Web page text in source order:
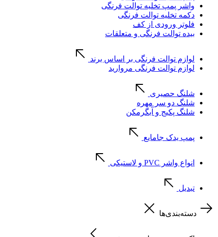
واشر پمپ تخلیه توالت فرنگی
دکمه تخلیه توالت فرنگی
فلوتر ورودی از کف
بیده توالت فرنگی و متعلقات
لوازم توالت فرنگی بر اساس برند
لوازم توالت فرنگی مروارید
شلنگ حصیری
شلنگ دو سر مهره
شلنگ پکیج و آبگرمکن
پمپ یدک جامایع
انواع واشر PVC و لاستیکی
تبدیل
دسته‌بندی‌ها